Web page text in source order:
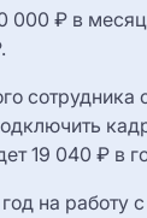
000 ₽ в
сотрудника
19 040 ₽ в
на работу